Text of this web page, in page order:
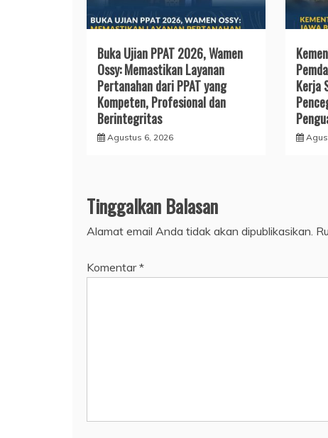
Buka Ujian PPAT 2026, Wamen
Ossy: Memastikan Layanan
Pertanahan dari PPAT yang
Kompeten, Profesional dan
Berintegritas
Agustus 6, 2026
Kerja
Tinggalkan Balasan
Alamat email Anda tidak akan dipublikasikan.
Komentar*